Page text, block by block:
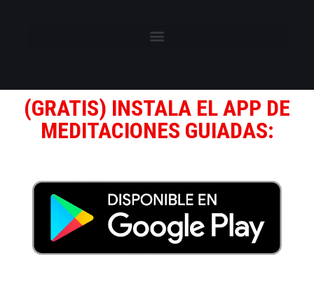
(GRATIS) INSTALA EL APP DE
MEDITACIONES GUIADAS: